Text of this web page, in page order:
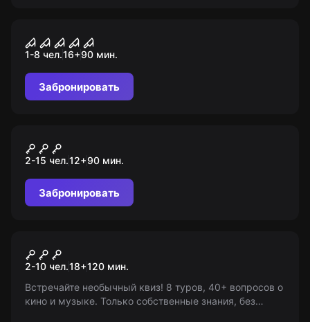
Куклы
1-8 чел.16+90 мин.
Забронировать
50 оттенков страха
2-15 чел.12+90 мин.
Забронировать
Хит квиз
2-10 чел.18+120 мин.
Встречайте необычный квиз! 8 туров, 40+ вопросов о
кино и музыке. Только собственные знания, без